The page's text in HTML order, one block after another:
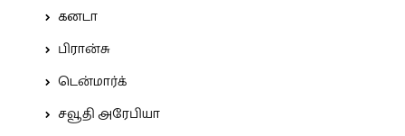
கனடா
பிரான்சு
டென்மார்க்
சவூதி அரேபியா